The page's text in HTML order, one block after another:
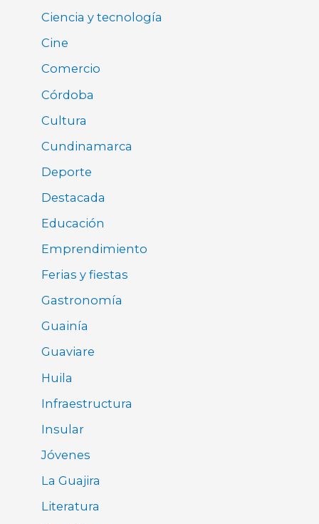
Ciencia y tecnología
Cine
Comercio
Córdoba
Cultura
Cundinamarca
Deporte
Destacada
Educación
Emprendimiento
Ferias y fiestas
Gastronomía
Guainía
Guaviare
Huila
Infraestructura
Insular
Jóvenes
La Guajira
Literatura